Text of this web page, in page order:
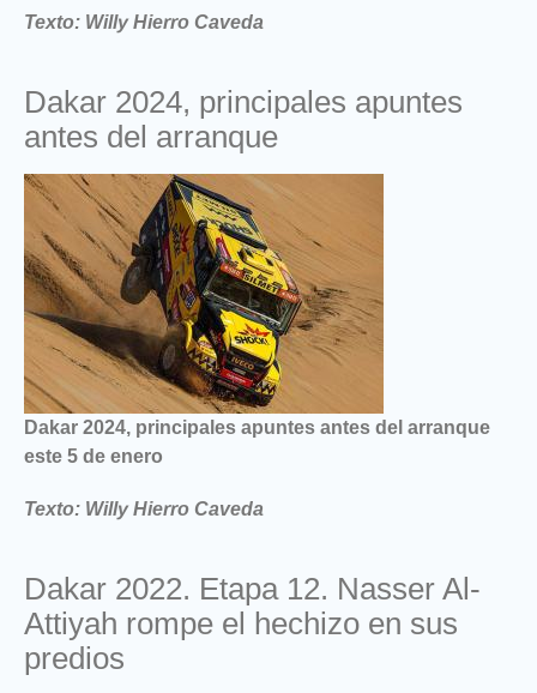
Texto: Willy Hierro Caveda
Dakar 2024, principales apuntes
antes del arranque
Dakar 2024, principales apuntes antes del arranque
este 5 de enero
Texto: Willy Hierro Caveda
Dakar 2022. Etapa 12. Nasser Al-
Attiyah rompe el hechizo en sus
predios